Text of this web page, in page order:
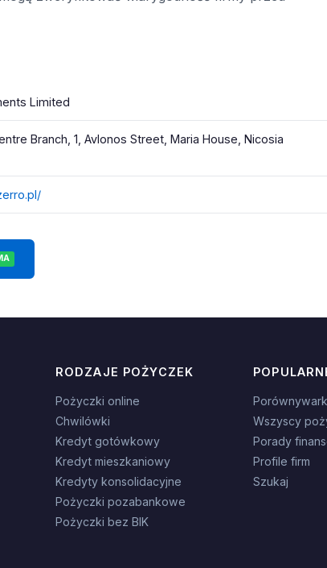
Limited
Branch, 1, Avlonos Street, Maria House, Nicosia
RODZAJE POŻYCZEK
Pożyczki online
Chwilówki
Kredyt gotówkowy
Kredyt mieszkaniowy
Kredyty konsolidacyjne
Pożyczki pozabankowe
Pożyczki bez BIK
Wszyscy
Porady
Profile firm
Szukaj